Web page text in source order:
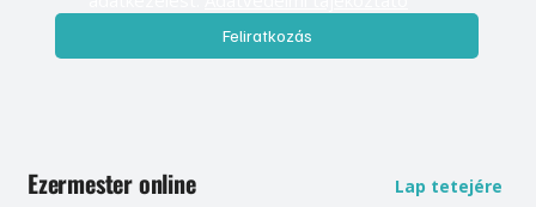
Feliratkozás
Ezermester online Lap tetejére